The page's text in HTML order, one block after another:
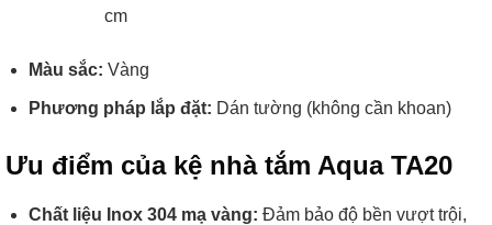
cm
Màu sắc: Vàng
Phương pháp lắp đặt: Dán tường (không cần khoan)
Ưu điểm của kệ nhà tắm Aqua TA20
Chất liệu Inox 304 mạ vàng: Đảm bảo độ bền vượt trội,